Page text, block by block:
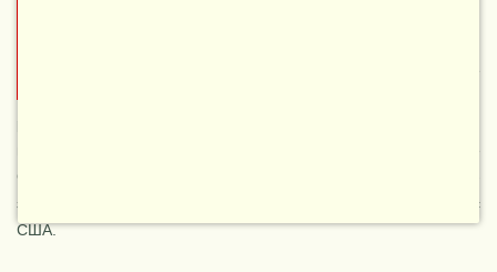
Северным Ледовитым, на востоке Атлантическим, на юго-
западе Тихим океанами. На суше имеет границу только с
США.